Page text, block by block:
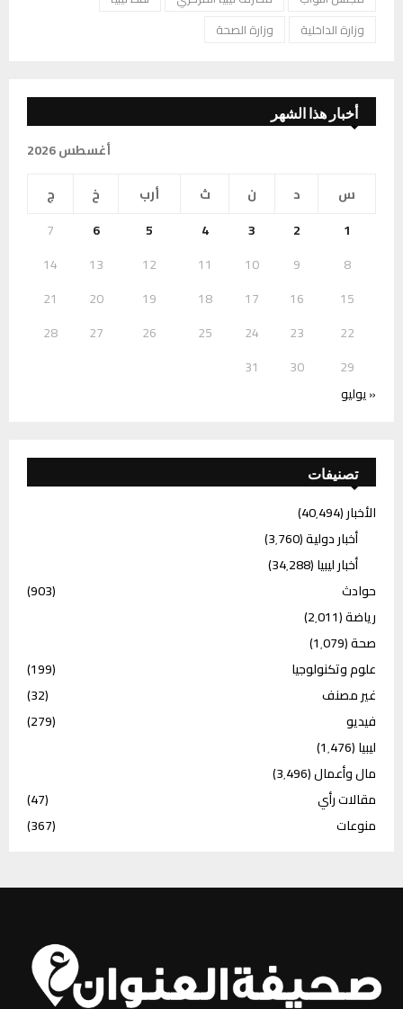
وزارة الداخلية
وزارة الصحة
أخبار هذا الشهر
أغسطس 2026
س
د ن ث أرب خ
ج
1
2
3
4
5
6
7
8
9
10
11
12
13
14
15
16
17
18
19
20
21
22
23
24
25
26
27
28
29
30
31
« يوليو
تصنيفات
الأخبار(40٬494)
أخبار دولية(3٬760)
أخبار ليبيا(34٬288)
حوادث
(903)
رياضة(2٬011)
صحة(1٬079)
علوم وتكنولوجيا
(199)
غير مصنف
(32)
فيديو
(279)
ليبيا(1٬476)
مال وأعمال(3٬496)
مقالات رأي
(47)
منوعات
(367)